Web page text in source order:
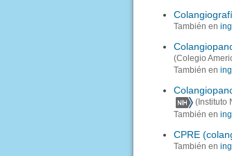
También en
(Colegio
También en
(Instituto
También en
CPRE
También en